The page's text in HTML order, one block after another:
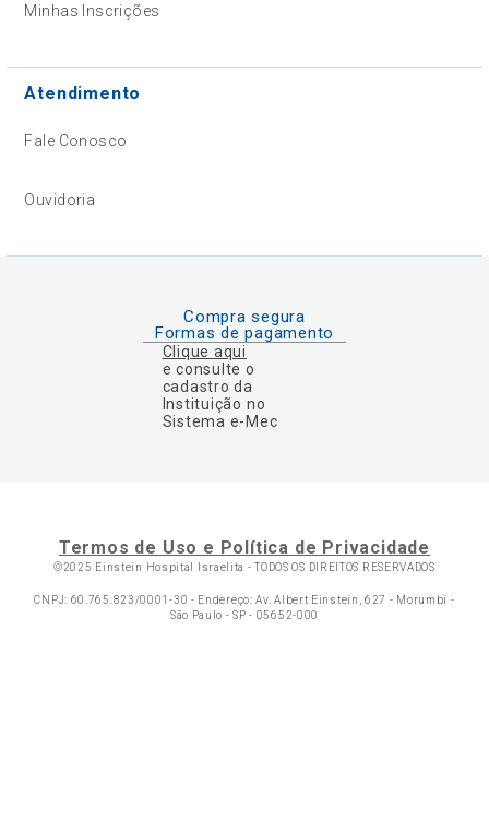
Minhas Inscrições
Atendimento
Fale Conosco
Ouvidoria
Compra segura
Formas de pagamento
Clique aqui
e consulte o
cadastro da
Instituição no
Sistema e-Mec
Termos de Uso e Política de Privacidade
©2025 Einstein Hospital Israelita -TODOS OS DIREITOS RESERVADOS
CNPJ: 60.765.823/0001-30 - Endereço: Av. Albert Einstein, 627 - Morumbi -
São Paulo - SP - 05652-000